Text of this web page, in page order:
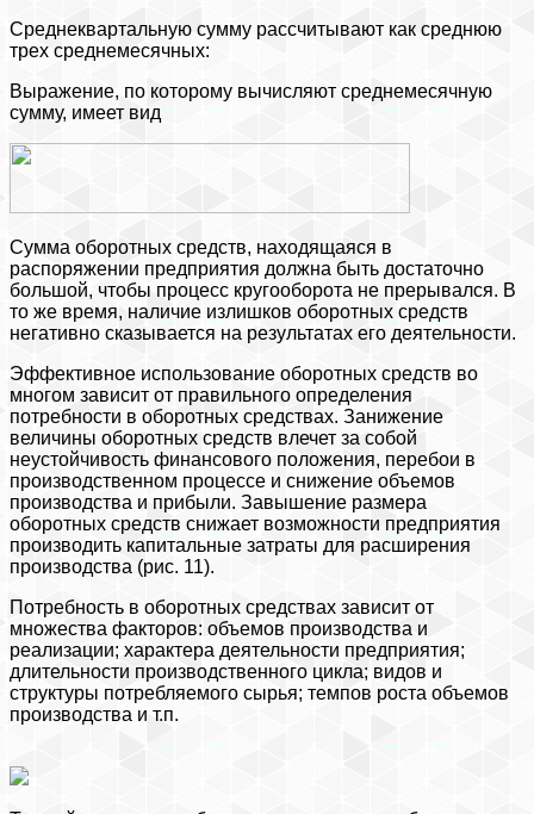
Среднеквартальную сумму рассчитывают как среднюю
трех среднемесячных:
Выражение, по которому вычисляют среднемесячную
сумму, имеет вид
Сумма оборотных средств, находящаяся в
распоряжении предприятия должна быть достаточно
большой, чтобы процесс кругооборота не прерывался. В
то же время, наличие излишков оборотных средств
негативно сказывается на результатах его деятельности.
Эффективное использование оборотных средств во
многом зависит от правильного определения
потребности в оборотных средствах. Занижение
величины оборотных средств влечет за собой
неустойчивость финансового положения, перебои в
производственном процессе и снижение объемов
производства и прибыли. Завышение размера
оборотных средств снижает возможности предприятия
производить капитальные затраты для расширения
производства (рис. 11).
Потребность в оборотных средствах зависит от
множества факторов: объемов производства и
реализации; характера деятельности предприятия;
длительности производственного цикла; видов и
структуры потребляемого сырья; темпов роста объемов
производства и т.п.